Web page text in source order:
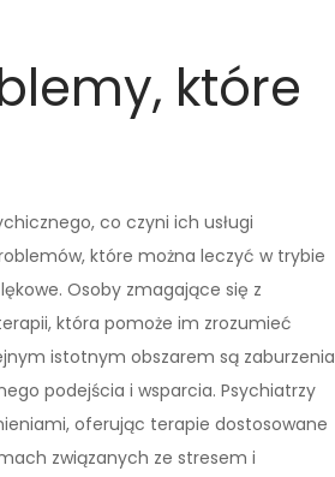
które
co czyni ich usługi
które można leczyć w trybie
Osoby zmagające się z
która pomoże im zrozumieć
istotnym obszarem są zaburzenia
podejścia i wsparcia. Psychiatrzy
oferując terapie dostosowane
związanych ze stresem i